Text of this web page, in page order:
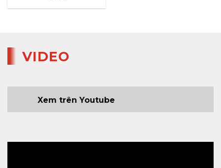
VIDEO
Xem trên Youtube